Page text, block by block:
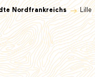
Nordfrankreichs Lille